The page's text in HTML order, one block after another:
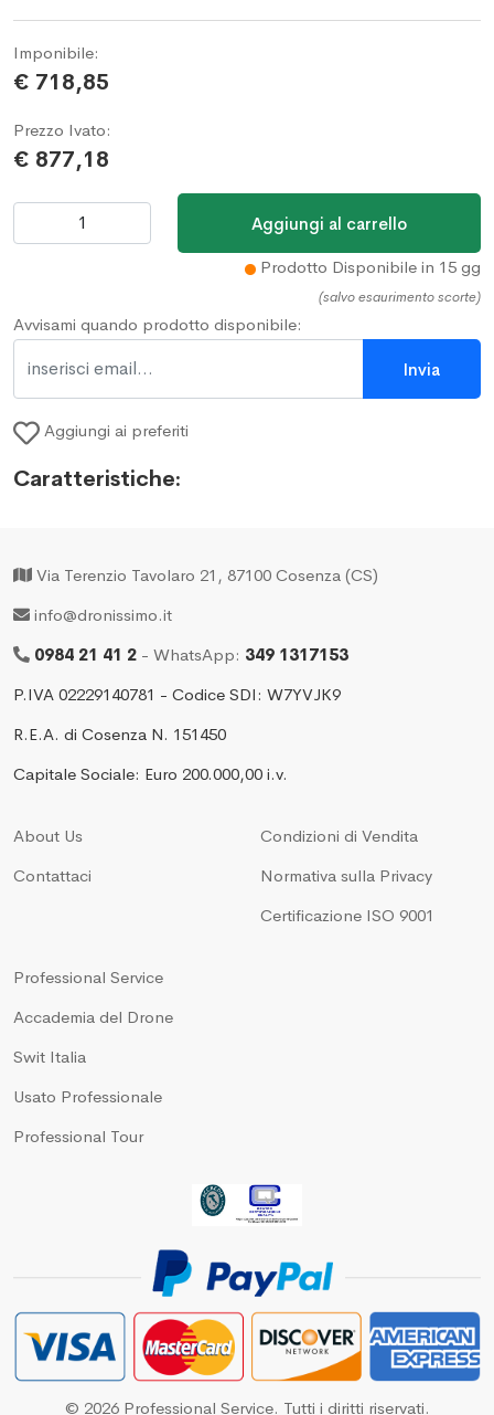
Imponibile:
€ 718,85
Prezzo Ivato:
€ 877,18
Prodotto Disponibile in 15 gg
(salvo esaurimento scorte)
Avvisami quando prodotto disponibile:
Aggiungi ai preferiti
Caratteristiche:
Via Terenzio Tavolaro 21, 87100 Cosenza (CS)
info@dronissimo.it
0984 21 41 2 - WhatsApp: 349 1317153
P.IVA 02229140781 - Codice SDI: W7YVJK9
R.E.A. di Cosenza N. 151450
Capitale Sociale: Euro 200.000,00 i.v.
About Us
Contattaci
Condizioni di Vendita
Normativa sulla Privacy
Certificazione ISO 9001
Professional Service
Accademia del Drone
Swit Italia
Usato Professionale
Professional Tour
© 2026 Professional Service. Tutti i diritti riservati.